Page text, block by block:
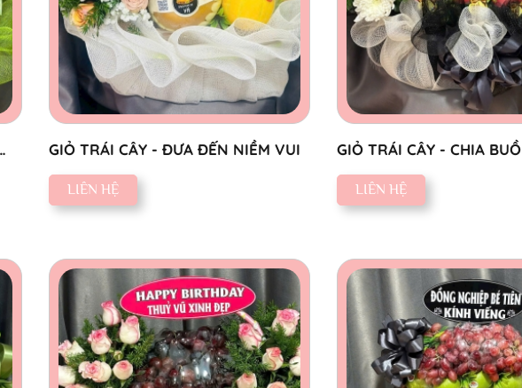
GIỎ TRÁI CÂY - ĐƯA ĐẾN NIỀM VUI
LIÊN HỆ
GIỎ TRÁI CÂY - CHIA
THÀNH
LIÊN HỆ